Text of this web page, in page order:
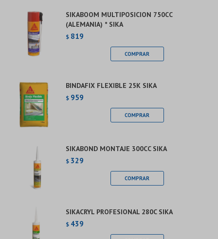
SIKABOOM MULTIPOSICION 750CC
(ALEMANIA) * SIKA
$ 819
BINDAFIX FLEXIBLE 25K SIKA
$ 959
SIKABOND MONTAJE 300CC SIKA
$ 329
SIKACRYL PROFESIONAL 280C SIKA
$ 439